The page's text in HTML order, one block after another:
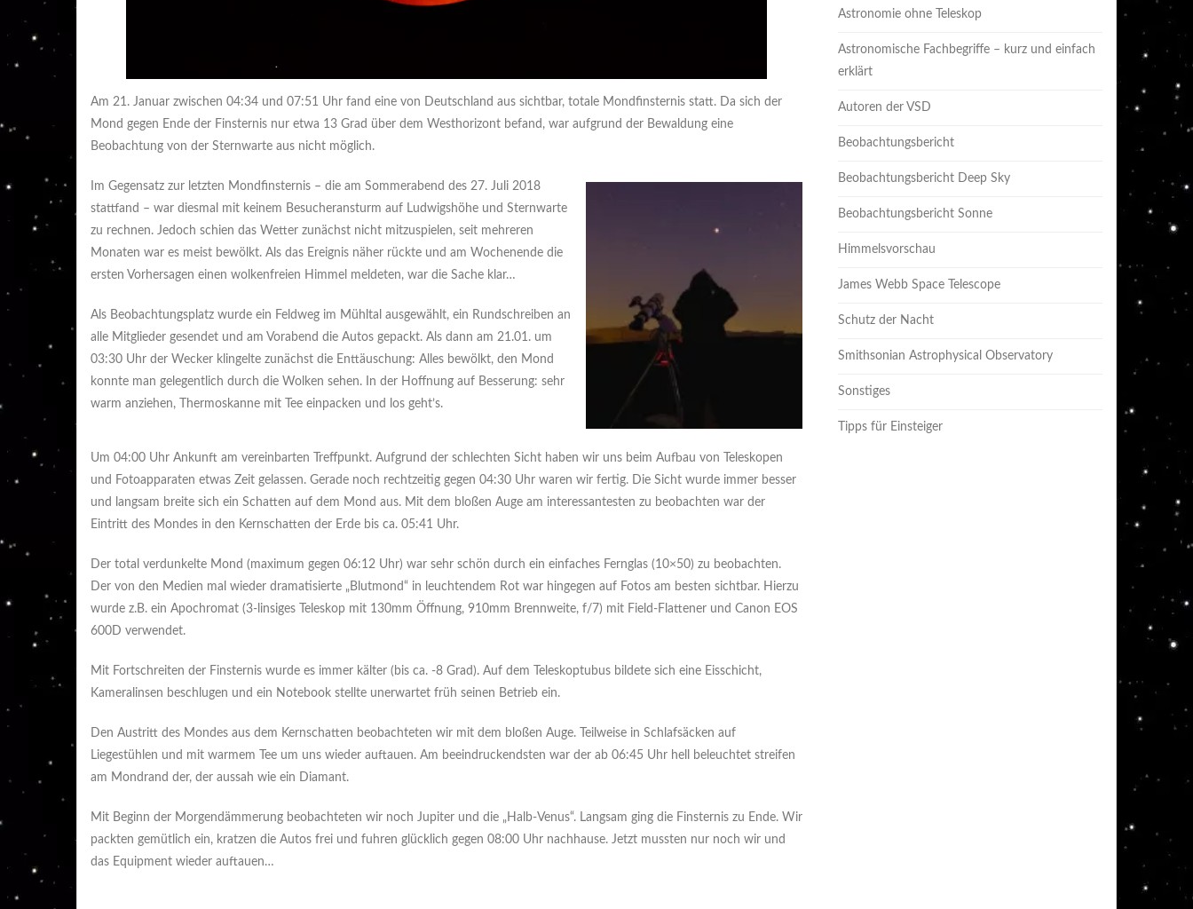
Am 21. Januar zwischen 04:34 und 07:51 Uhr fand eine von Deutschland aus sichtbar, totale Mondfinsternis statt. Da sich der
Mond gegen Ende der Finsternis nur etwa 13 Grad über dem Westhorizont befand, war aufgrund der Bewaldung eine
Beobachtung von der Sternwarte aus nicht möglich.
Im Gegensatz zur letzten Mondfinsternis – die am Sommerabend des 27. Juli 2018
stattfand – war diesmal mit keinem Besucheransturm auf Ludwigshöhe und Sternwarte
zu rechnen. Jedoch schien das Wetter zunächst nicht mitzuspielen, seit mehreren
Monaten war es meist bewölkt. Als das Ereignis näher rückte und am Wochenende die
ersten Vorhersagen einen wolkenfreien Himmel meldeten, war die Sache klar…
Als Beobachtungsplatz wurde ein Feldweg im Mühltal ausgewählt, ein Rundschreiben an
alle Mitglieder gesendet und am Vorabend die Autos gepackt. Als dann am 21.01. um
03:30 Uhr der Wecker klingelte zunächst die Enttäuschung: Alles bewölkt, den Mond
konnte man gelegentlich durch die Wolken sehen. In der Hoffnung auf Besserung: sehr
warm anziehen, Thermoskanne mit Tee einpacken und los geht’s.
Um 04:00 Uhr Ankunft am vereinbarten Treffpunkt. Aufgrund der schlechten Sicht haben wir uns beim Aufbau von Teleskopen
und Fotoapparaten etwas Zeit gelassen. Gerade noch rechtzeitig gegen 04:30 Uhr waren wir fertig. Die Sicht wurde immer besser
und langsam breite sich ein Schatten auf dem Mond aus. Mit dem bloßen Auge am interessantesten zu beobachten war der
Eintritt des Mondes in den Kernschatten der Erde bis ca. 05:41 Uhr.
Der total verdunkelte Mond (maximum gegen 06:12 Uhr) war sehr schön durch ein einfaches Fernglas (10×50) zu beobachten.
Der von den Medien mal wieder dramatisierte „Blutmond“ in leuchtendem Rot war hingegen auf Fotos am besten sichtbar. Hierzu
wurde z.B. ein Apochromat (3-linsiges Teleskop mit 130mm Öffnung, 910mm Brennweite, f/7) mit Field-Flattener und Canon EOS
600D verwendet.
Mit Fortschreiten der Finsternis wurde es immer kälter (bis ca. -8 Grad). Auf dem Teleskoptubus bildete sich eine Eisschicht,
Kameralinsen beschlugen und ein Notebook stellte unerwartet früh seinen Betrieb ein.
Den Austritt des Mondes aus dem Kernschatten beobachteten wir mit dem bloßen Auge. Teilweise in Schlafsäcken auf
Liegestühlen und mit warmem Tee um uns wieder auftauen. Am beeindruckendsten war der ab 06:45 Uhr hell beleuchtet streifen
am Mondrand der, der aussah wie ein Diamant.
Mit Beginn der Morgendämmerung beobachteten wir noch Jupiter und die „Halb-Venus“. Langsam ging die Finsternis zu Ende. Wir
packten gemütlich ein, kratzen die Autos frei und fuhren glücklich gegen 08:00 Uhr nachhause. Jetzt mussten nur noch wir und
das Equipment wieder auftauen…
Astronomie ohne Teleskop
Astronomische Fachbegriffe – kurz und einfach
erklärt
Autoren der VSD
Beobachtungsbericht
Beobachtungsbericht Deep Sky
Beobachtungsbericht Sonne
Himmelsvorschau
James Webb Space Telescope
Schutz der Nacht
Smithsonian Astrophysical Observatory
Sonstiges
Tipps für Einsteiger